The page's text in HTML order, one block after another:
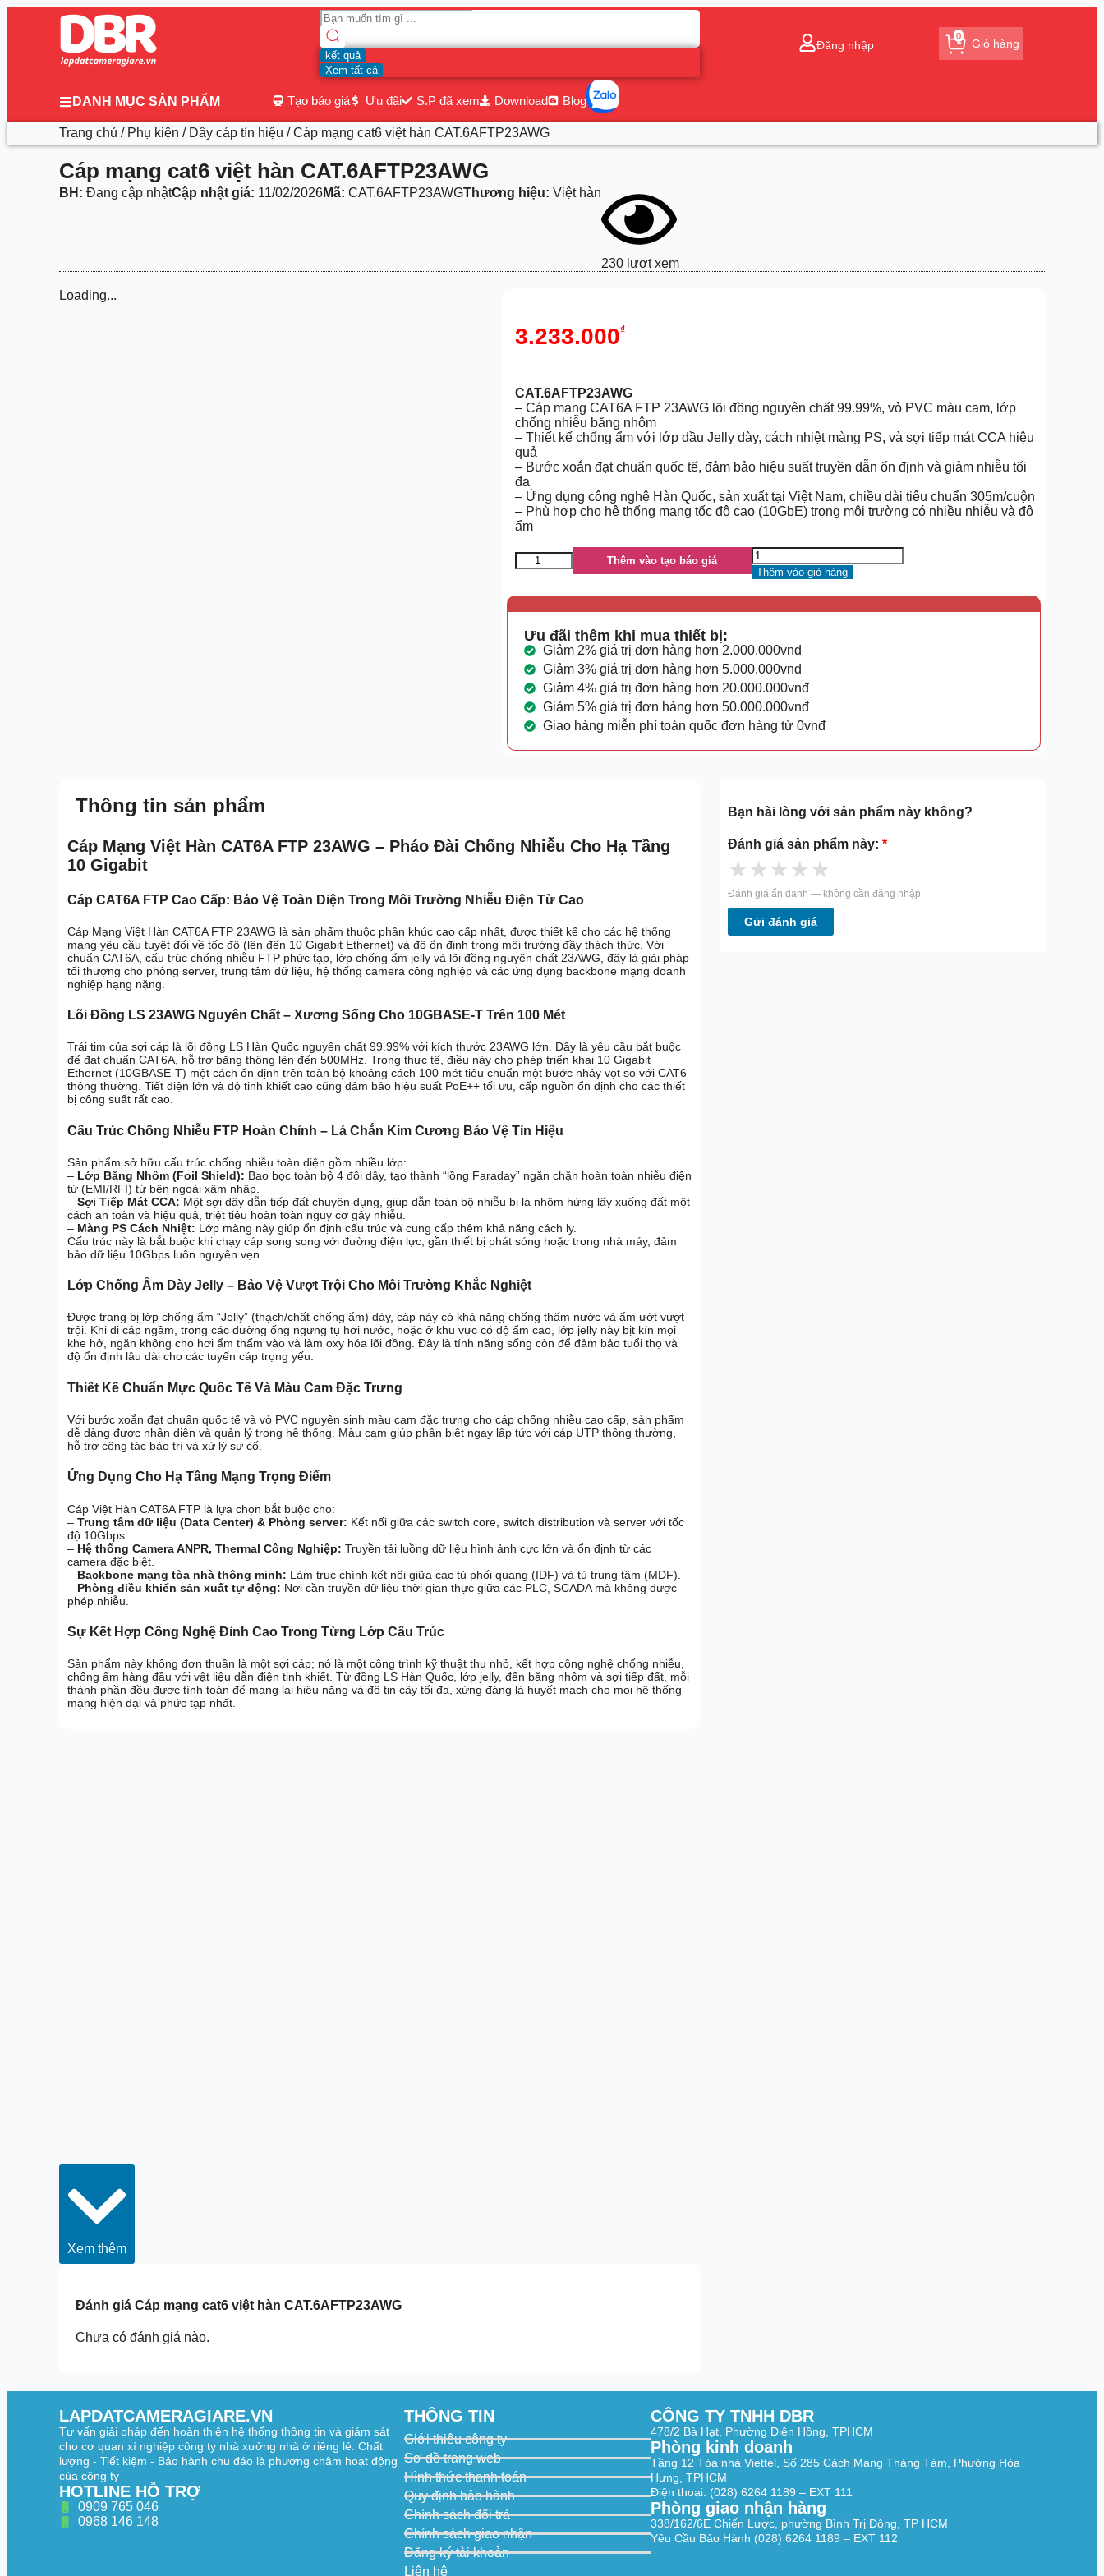
kết quả
Xem tất cả
Đăng nhập Giỏ hàng
0
DANH MỤC SẢN PHẨM Tạo báo giá Ưu đãi S.P đã xem Download Blog
Trang chủ / Phụ kiện / Dây cáp tín hiệu / Cáp mạng cat6 việt hàn CAT.6AFTP23AWG
Cáp mạng cat6 việt hàn CAT.6AFTP23AWG
BH: Đang cập nhậtCập nhật giá: 11/02/2026Mã: CAT.6AFTP23AWGThương hiệu: Việt hàn
230 lượt xem
Loading...
3.233.000₫
CAT.6AFTP23AWG
– Cáp mạng CAT6A FTP 23AWG lõi đồng nguyên chất 99.99%, vỏ PVC màu cam, lớp
chống nhiễu băng nhôm
– Thiết kế chống ẩm với lớp dầu Jelly dày, cách nhiệt màng PS, và sợi tiếp mát CCA hiệu
quả
– Bước xoắn đạt chuẩn quốc tế, đảm bảo hiệu suất truyền dẫn ổn định và giảm nhiễu tối
đa
– Ứng dụng công nghệ Hàn Quốc, sản xuất tại Việt Nam, chiều dài tiêu chuẩn 305m/cuộn
– Phù hợp cho hệ thống mạng tốc độ cao (10GbE) trong môi trường có nhiều nhiễu và độ
ẩm
Thêm vào tạo báo giá
Thêm vào giỏ hàng
Ưu đãi thêm khi mua thiết bị:
Giảm 2% giá trị đơn hàng hơn 2.000.000vnđ
Giảm 3% giá trị đơn hàng hơn 5.000.000vnđ
Giảm 4% giá trị đơn hàng hơn 20.000.000vnđ
Giảm 5% giá trị đơn hàng hơn 50.000.000vnđ
Giao hàng miễn phí toàn quốc đơn hàng từ 0vnđ
Thông tin sản phẩm
Cáp Mạng Việt Hàn CAT6A FTP 23AWG – Pháo Đài Chống Nhiễu Cho Hạ Tầng
10 Gigabit
Cáp CAT6A FTP Cao Cấp: Bảo Vệ Toàn Diện Trong Môi Trường Nhiễu Điện Từ Cao
Cáp Mạng Việt Hàn CAT6A FTP 23AWG là sản phẩm thuộc phân khúc cao cấp nhất, được thiết kế cho các hệ thống
mạng yêu cầu tuyệt đối về tốc độ (lên đến 10 Gigabit Ethernet) và độ ổn định trong môi trường đầy thách thức. Với
chuẩn CAT6A, cấu trúc chống nhiễu FTP phức tạp, lớp chống ẩm jelly và lõi đồng nguyên chất 23AWG, đây là giải pháp
tối thượng cho phòng server, trung tâm dữ liệu, hệ thống camera công nghiệp và các ứng dụng backbone mạng doanh
nghiệp hạng nặng.
Lõi Đồng LS 23AWG Nguyên Chất – Xương Sống Cho 10GBASE-T Trên 100 Mét
Trái tim của sợi cáp là lõi đồng LS Hàn Quốc nguyên chất 99.99% với kích thước 23AWG lớn. Đây là yêu cầu bắt buộc
để đạt chuẩn CAT6A, hỗ trợ băng thông lên đến 500MHz. Trong thực tế, điều này cho phép triển khai 10 Gigabit
Ethernet (10GBASE-T) một cách ổn định trên toàn bộ khoảng cách 100 mét tiêu chuẩn một bước nhảy vọt so với CAT6
thông thường. Tiết diện lớn và độ tinh khiết cao cũng đảm bảo hiệu suất PoE++ tối ưu, cấp nguồn ổn định cho các thiết
bị công suất rất cao.
Cấu Trúc Chống Nhiễu FTP Hoàn Chỉnh – Lá Chắn Kim Cương Bảo Vệ Tín Hiệu
Sản phẩm sở hữu cấu trúc chống nhiễu toàn diện gồm nhiều lớp:
– Lớp Băng Nhôm (Foil Shield): Bao bọc toàn bộ 4 đôi dây, tạo thành “lồng Faraday” ngăn chặn hoàn toàn nhiễu điện
từ (EMI/RFI) từ bên ngoài xâm nhập.
– Sợi Tiếp Mát CCA: Một sợi dây dẫn tiếp đất chuyên dụng, giúp dẫn toàn bộ nhiễu bị lá nhôm hứng lấy xuống đất một
cách an toàn và hiệu quả, triệt tiêu hoàn toàn nguy cơ gây nhiễu.
– Màng PS Cách Nhiệt: Lớp màng này giúp ổn định cấu trúc và cung cấp thêm khả năng cách ly.
Cấu trúc này là bắt buộc khi chạy cáp song song với đường điện lực, gần thiết bị phát sóng hoặc trong nhà máy, đảm
bảo dữ liệu 10Gbps luôn nguyên vẹn.
Lớp Chống Ẩm Dày Jelly – Bảo Vệ Vượt Trội Cho Môi Trường Khắc Nghiệt
Được trang bị lớp chống ẩm “Jelly” (thạch/chất chống ẩm) dày, cáp này có khả năng chống thấm nước và ẩm ướt vượt
trội. Khi đi cáp ngầm, trong các đường ống ngưng tụ hơi nước, hoặc ở khu vực có độ ẩm cao, lớp jelly này bịt kín mọi
khe hở, ngăn không cho hơi ẩm thấm vào và làm oxy hóa lõi đồng. Đây là tính năng sống còn để đảm bảo tuổi thọ và
độ ổn định lâu dài cho các tuyến cáp trọng yếu.
Thiết Kế Chuẩn Mực Quốc Tế Và Màu Cam Đặc Trưng
Với bước xoắn đạt chuẩn quốc tế và vỏ PVC nguyên sinh màu cam đặc trưng cho cáp chống nhiễu cao cấp, sản phẩm
dễ dàng được nhận diện và quản lý trong hệ thống. Màu cam giúp phân biệt ngay lập tức với cáp UTP thông thường,
hỗ trợ công tác bảo trì và xử lý sự cố.
Ứng Dụng Cho Hạ Tầng Mạng Trọng Điểm
Cáp Việt Hàn CAT6A FTP là lựa chọn bắt buộc cho:
– Trung tâm dữ liệu (Data Center) & Phòng server: Kết nối giữa các switch core, switch distribution và server với tốc
độ 10Gbps.
– Hệ thống Camera ANPR, Thermal Công Nghiệp: Truyền tải luồng dữ liệu hình ảnh cực lớn và ổn định từ các
camera đặc biệt.
– Backbone mạng tòa nhà thông minh: Làm trục chính kết nối giữa các tủ phối quang (IDF) và tủ trung tâm (MDF).
– Phòng điều khiển sản xuất tự động: Nơi cần truyền dữ liệu thời gian thực giữa các PLC, SCADA mà không được
phép nhiễu.
Sự Kết Hợp Công Nghệ Đỉnh Cao Trong Từng Lớp Cấu Trúc
Sản phẩm này không đơn thuần là một sợi cáp; nó là một công trình kỹ thuật thu nhỏ, kết hợp công nghệ chống nhiễu,
chống ẩm hàng đầu với vật liệu dẫn điện tinh khiết. Từ đồng LS Hàn Quốc, lớp jelly, đến băng nhôm và sợi tiếp đất, mỗi
thành phần đều được tính toán để mang lại hiệu năng và độ tin cậy tối đa, xứng đáng là huyết mạch cho mọi hệ thống
mạng hiện đại và phức tạp nhất.
Xem thêm
Đánh giá Cáp mạng cat6 việt hàn CAT.6AFTP23AWG
Chưa có đánh giá nào.
Bạn hài lòng với sản phẩm này không?
Đánh giá sản phẩm này: *
★★★★★
Đánh giá ẩn danh — không cần đăng nhập.
Gửi đánh giá
LAPDATCAMERAGIARE.VN
Tư vấn giải pháp đến hoàn thiện hệ thống thông tin và giám sát
cho cơ quan xí nghiệp công ty nhà xưởng nhà ở riêng lẻ. Chất
lượng - Tiết kiệm - Bảo hành chu đáo là phương châm hoạt động
của công ty
HOTLINE HỖ TRỢ
0909 765 046
0968 146 148
THÔNG TIN
Giới thiệu công ty
Sơ đồ trang web
Hình thức thanh toán
Quy định bảo hành
Chính sách đổi trả
Chính sách giao nhận
Đăng ký tài khoản
Liên hệ
CÔNG TY TNHH DBR
478/2 Bà Hạt, Phường Diên Hồng, TPHCM
Phòng kinh doanh
Tầng 12 Tòa nhà Viettel, Số 285 Cách Mạng Tháng Tám, Phường Hòa
Hưng, TPHCM
Điện thoại: (028) 6264 1189 – EXT 111
Phòng giao nhận hàng
338/162/6E Chiến Lược, phường Bình Trị Đông, TP HCM
Yêu Cầu Bảo Hành (028) 6264 1189 – EXT 112